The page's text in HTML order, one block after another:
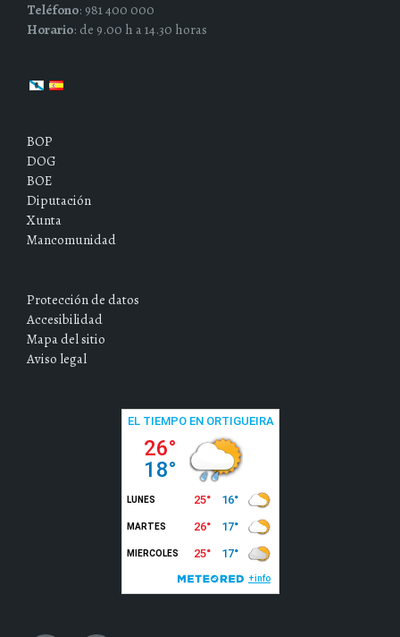
Teléfono: 981 400 000
Horario: de 9.00 h a 14.30 horas
BOP
DOG
BOE
Diputación
Xunta
Mancomunidad
Protección de datos
Accesibilidad
Mapa del sitio
Aviso legal